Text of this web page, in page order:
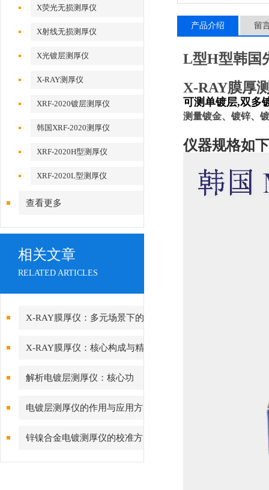
X荧光无损测厚仪
X射线无损测厚仪
X光镀层测厚仪
X-RAY测厚仪
XRF-2020镀层测厚仪
韩国XRF-2020测厚仪
XRF-2020H型测厚仪
XRF-2020L型测厚仪
查看更多
相关文章
RELATED ARTICLES
X-RAY膜厚仪：多元场景下的
精准检测边界
X-RAY膜厚仪：核心构成与精
密协作的科技密码
解析电镀层测厚仪：核心功
能、行业应用与技术亮点
电镀层测厚仪的作用与应用方
向分析
锌镍合金电镀测厚仪的校准方
法与重要性
产品介绍 留
L型H型韩国
X-RAY膜厚
可测单镀层,双多
测量镀金、镀锌、
仪器规格如